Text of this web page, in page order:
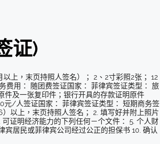
证)
上，末页持照人签名）； 2、2寸彩照2张； 12
费用： 随团费签证国家： 菲律宾签证类型： 旅
件及一张复印件；银行开具的存款证明原件
元/人签证国家： 菲律宾签证类型： 短期商务签
以上，末页持照人签名； 2. 填写好并附上照片
证明经济能力的下列任何－个文件： 5. 个人财
宾居民或菲律宾公司经过公正的担保书 10. 确认